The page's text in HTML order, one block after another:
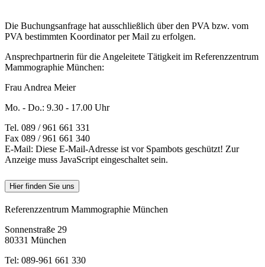
Die Buchungsanfrage hat ausschließlich über den PVA bzw. vom
PVA bestimmten Koordinator per Mail zu erfolgen.
Ansprechpartnerin für die Angeleitete Tätigkeit im Referenzzentrum
Mammographie München:
Frau Andrea Meier
Mo. - Do.: 9.30 - 17.00 Uhr
Tel. 089 / 961 661 331
Fax 089 / 961 661 340
E-Mail: Diese E-Mail-Adresse ist vor Spambots geschützt! Zur
Anzeige muss JavaScript eingeschaltet sein.
Hier finden Sie uns
Referenzzentrum Mammographie München
Sonnenstraße 29
80331 München
Tel: 089-961 661 330